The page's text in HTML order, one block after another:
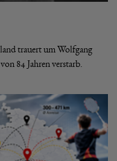
trauert um Wolfgang
84 Jahren verstarb.